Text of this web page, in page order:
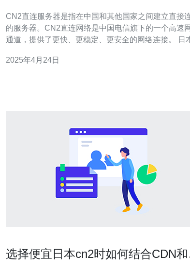
CN2直连服务器是指在中国和其他国家之间建立直接
的服务器。CN2直连网络是中国电信旗下的一个高速
通道，提供了更快、更稳定、更安全的网络连接。 日本作
术。选择日本CN2直连服务器有以下几个主要优势： 1. 高
2025年4月24日
选择便宜日本cn2时如何结合CDN和